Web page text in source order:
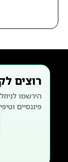
רוצים
הירשמו
פיננסיים